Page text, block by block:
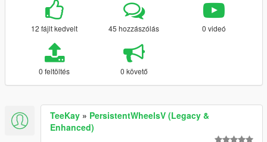
12 fájlt kedvelt 45 hozzászólás 0 videó
0 feltöltés 0 követő
TeeKay » PersistentWheelsV (Legacy &
Enhanced)